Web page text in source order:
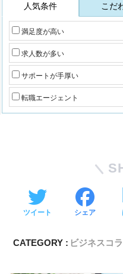
人気条件 こだ
満足度が高い
求人数が多い
サポートが手厚い
転職エージェント
ツイート シェア
CATEGORY : ビジネスコ